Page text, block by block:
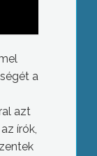
a
azt
írók,